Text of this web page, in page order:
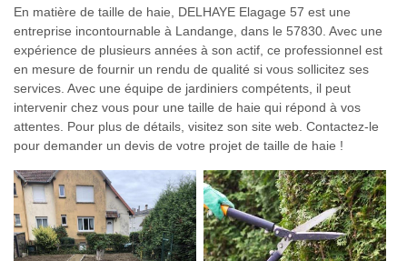
En matière de taille de haie, DELHAYE Elagage 57 est une
entreprise incontournable à Landange, dans le 57830. Avec une
expérience de plusieurs années à son actif, ce professionnel est
en mesure de fournir un rendu de qualité si vous sollicitez ses
services. Avec une équipe de jardiniers compétents, il peut
intervenir chez vous pour une taille de haie qui répond à vos
attentes. Pour plus de détails, visitez son site web. Contactez-le
pour demander un devis de votre projet de taille de haie !